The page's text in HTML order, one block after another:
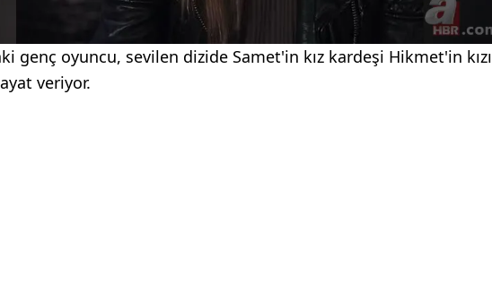
genç oyuncu, sevilen dizide Samet'in kız kardeşi Hikmet'in kızı
veriyor.